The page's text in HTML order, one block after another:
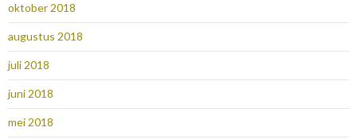
oktober 2018
augustus 2018
juli 2018
juni 2018
mei 2018